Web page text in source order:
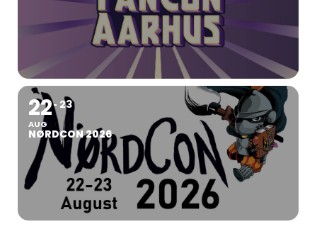
22
AUG
23
NØRDCON 2026